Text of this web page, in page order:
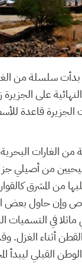
تونس بدأت سلسلة
على الجزيرة
عقبة بن نافع) سنة 748 م. ثم
الغارات
من أصيلي
من المشرق
وإن حاول بعض
ماثلا في
أثناء
القبلي ليبدأ